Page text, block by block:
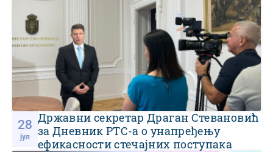
28
јул
Државни секретар Драган Стевановић
за Дневник РТС-а о унапређењу
ефикасности стечајних поступака